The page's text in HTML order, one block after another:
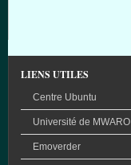
LIENS UTILES
Centre Ubuntu
Université de MWARO
Emoverder